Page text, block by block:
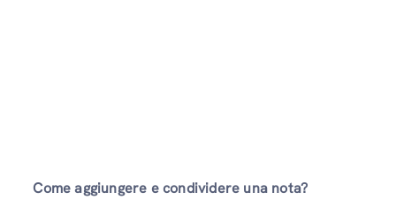
Come aggiungere e condividere una nota?